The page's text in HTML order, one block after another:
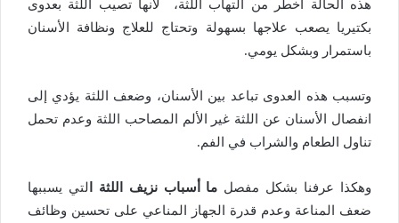
هذه الحالة أخطر من التهاب اللثة، لأنها تصيب اللثة بعدوى
بكتيريا يصعب علاجها بسهولة وتحتاج للعلاج ونظافة الأسنان
باستمرار وبشكل يومي.
وتسبب هذه العدوى تباعد بين الأسنان، وضعف اللثة يؤدي إلى
انفصال الأسنان عن اللثة غير الألم المصاحب اللثة وعدم تحمل
تناول الطعام والشراب في الفم.
وهكذا عرفنا بشكل مفصل ما أسباب نزيف اللثة
لتي يسببها
ضعف المناعة وعدم قدرة الجهاز المناعي على تحسين وظائف